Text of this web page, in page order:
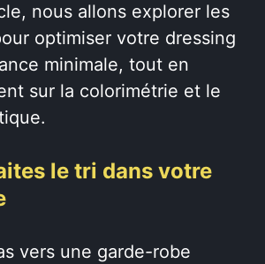
nous allons explorer les
optimiser votre dressing
minimale, tout en
sur la colorimétrie et le
le tri dans votre
vers une garde-robe